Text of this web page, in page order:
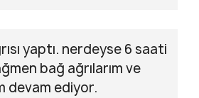
yaptı. nerdeyse 6 saati
bağ ağrılarım ve
devam ediyor.